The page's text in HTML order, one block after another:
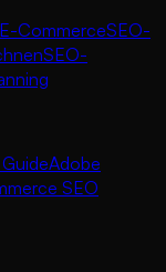
CommerceSEO-
SEO-
Adobe
SEO